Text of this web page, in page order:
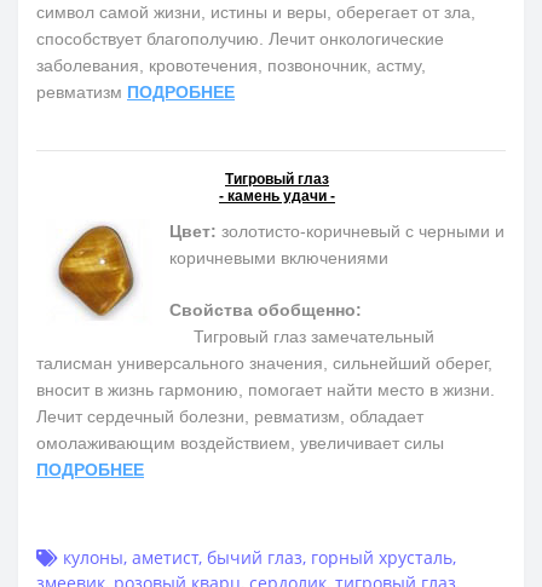
символ самой жизни, истины и веры, оберегает от зла,
способствует благополучию. Лечит онкологические
заболевания, кровотечения, позвоночник, астму,
ревматизм ПОДРОБНЕЕ
Тигровый глаз
- камень удачи -
Цвет: золотисто-коричневый с черными и
коричневыми включениями
Свойства обобщенно:
Тигровый глаз замечательный
талисман универсального значения, сильнейший оберег,
вносит в жизнь гармонию, помогает найти место в жизни.
Лечит сердечный болезни, ревматизм, обладает
омолаживающим воздействием, увеличивает силы
ПОДРОБНЕЕ
кулоны, аметист, бычий глаз, горный хрусталь,
змеевик, розовый кварц, сердолик, тигровый глаз,